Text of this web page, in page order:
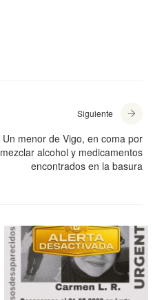
Siguiente
Un menor de Vigo, en coma por
mezclar alcohol y medicamentos
encontrados en la basura